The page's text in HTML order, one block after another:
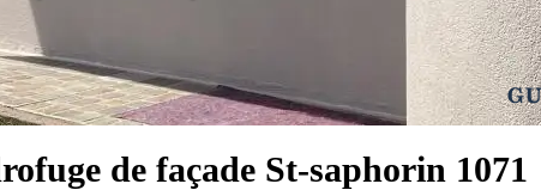
de façade St-saphorin 1071